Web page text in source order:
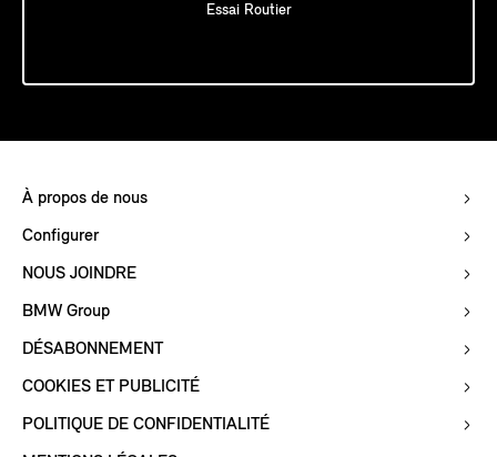
Essai Routier
À propos de nous
Configurer
NOUS JOINDRE
BMW Group
DÉSABONNEMENT
COOKIES ET PUBLICITÉ
POLITIQUE DE CONFIDENTIALITÉ